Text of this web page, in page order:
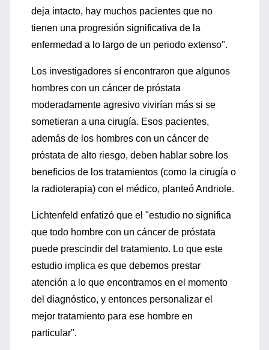
deja intacto, hay muchos pacientes que no
tienen una progresión significativa de la
enfermedad a lo largo de un periodo extenso".
Los investigadores sí encontraron que algunos
hombres con un cáncer de próstata
moderadamente agresivo vivirían más si se
sometieran a una cirugía. Esos pacientes,
además de los hombres con un cáncer de
próstata de alto riesgo, deben hablar sobre los
beneficios de los tratamientos (como la cirugía o
la radioterapia) con el médico, planteó Andriole.
Lichtenfeld enfatizó que el "estudio no significa
que todo hombre con un cáncer de próstata
puede prescindir del tratamiento. Lo que este
estudio implica es que debemos prestar
atención a lo que encontramos en el momento
del diagnóstico, y entonces personalizar el
mejor tratamiento para ese hombre en
particular".